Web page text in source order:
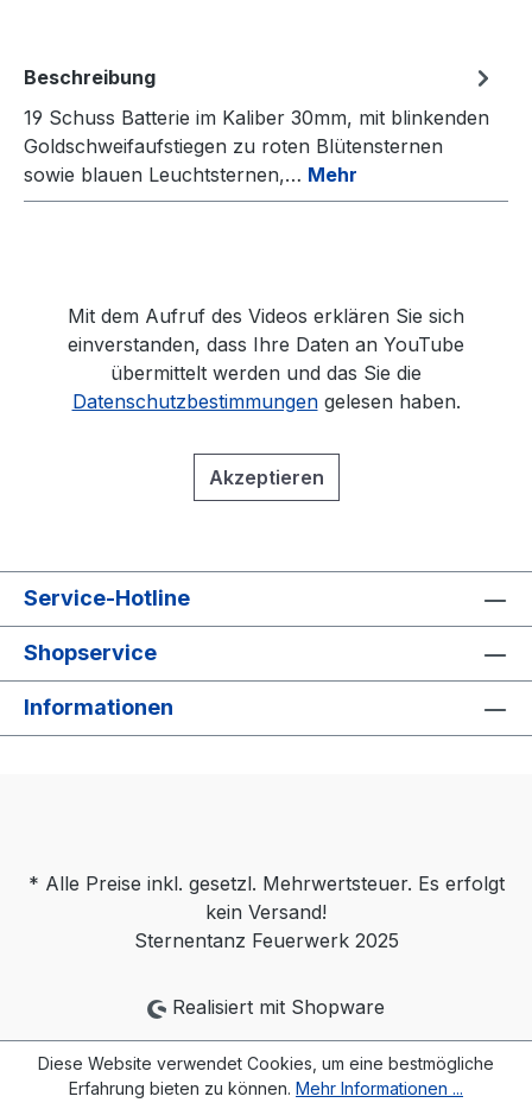
Beschreibung
19 Schuss Batterie im Kaliber 30mm, mit blinkenden
Goldschweifaufstiegen zu roten Blütensternen
sowie blauen Leuchtsternen,… Mehr
Mit dem Aufruf des Videos erklären Sie sich
einverstanden, dass Ihre Daten an YouTube
übermittelt werden und das Sie die
Datenschutzbestimmungengelesen haben.
Akzeptieren
Service-Hotline
Shopservice
Informationen
* Alle Preise inkl. gesetzl. Mehrwertsteuer. Es erfolgt
kein Versand!
Sternentanz Feuerwerk 2025
Realisiert mit Shopware
Diese Website verwendet Cookies, um eine bestmögliche
Erfahrung bieten zu können. Mehr Informationen ...